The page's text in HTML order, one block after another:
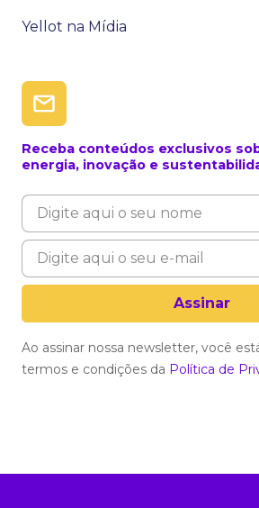
Yellot na Mídia
Receba conteúdos exclusivos
energia, inovação e
Ao assinar nossa newsletter, você
termos e condições da Política de